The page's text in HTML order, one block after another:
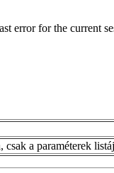
error for the current
a paraméterek